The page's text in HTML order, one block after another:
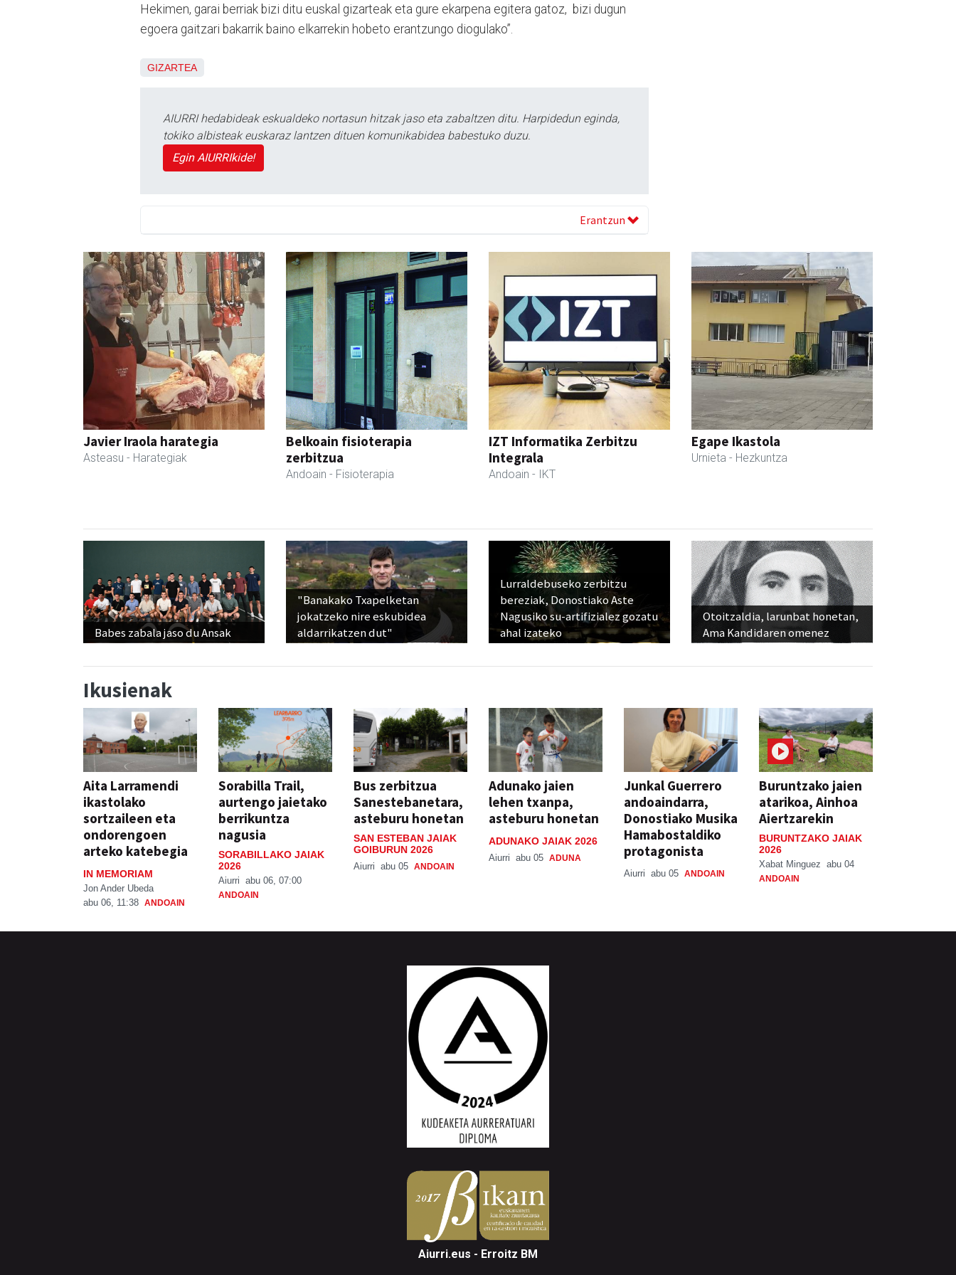
Hekimen, garai berriak bizi ditu euskal gizarteak eta gure ekarpena egitera gatoz, bizi dugun
egoera gaitzari bakarrik baino elkarrekin hobeto erantzungo diogulako”.
GIZARTEA
AIURRI hedabideak eskualdeko nortasun hitzak jaso eta zabaltzen ditu. Harpidedun eginda,
tokiko albisteak euskaraz lantzen dituen komunikabidea babestuko duzu.
Egin AIURRIkide!
Erantzun
Javier Iraola harategia
Asteasu - Harategiak
Belkoain fisioterapia
zerbitzua
Andoain - Fisioterapia
IZT Informatika Zerbitzu
Integrala
Andoain - IKT
Egape Ikastola
Urnieta - Hezkuntza
Babes zabala jaso du Ansak
"Banakako Txapelketan
jokatzeko nire eskubidea
aldarrikatzen dut"
Lurraldebuseko zerbitzu
bereziak, Donostiako Aste
Nagusiko su-artifizialez gozatu
ahal izateko
Otoitzaldia, larunbat honetan,
Ama Kandidaren omenez
Ikusienak
Aita Larramendi
ikastolako
sortzaileen eta
ondorengoen
arteko katebegia
IN MEMORIAM
Jon Ander Ubeda
abu 06, 11:38 ANDOAIN
Sorabilla Trail,
aurtengo jaietako
berrikuntza
nagusia
SORABILLAKO JAIAK
2026
Aiurri abu 06, 07:00
ANDOAIN
Bus zerbitzua
Sanestebanetara,
asteburu honetan
SAN ESTEBAN JAIAK
GOIBURUN 2026
Aiurri abu 05 ANDOAIN
Adunako jaien
lehen txanpa,
asteburu honetan
ADUNAKO JAIAK 2026
Aiurri abu 05 ADUNA
Junkal Guerrero
andoaindarra,
Donostiako Musika
Hamabostaldiko
protagonista
Aiurri abu 05 ANDOAIN
Buruntzako jaien
atarikoa, Ainhoa
Aiertzarekin
BURUNTZAKO JAIAK
2026
Xabat Minguez abu 04
ANDOAIN
Aiurri.eus - Erroitz BM